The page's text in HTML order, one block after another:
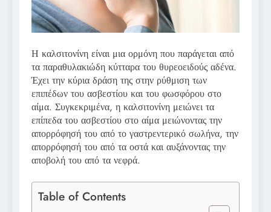
Η καλσιτονίνη είναι μια ορμόνη που παράγεται από
τα παραθυλακιώδη κύτταρα του θυρεοειδούς αδένα.
Έχει την κύρια δράση της στην ρύθμιση των
επιπέδων του ασβεστίου και του φωσφόρου στο
αίμα. Συγκεκριμένα, η καλσιτονίνη μειώνει τα
επίπεδα του ασβεστίου στο αίμα μειώνοντας την
απορρόφησή του από το γαστρεντερικό σωλήνα, την
απορρόφησή του από τα οστά και αυξάνοντας την
αποβολή του από τα νεφρά.
Table of Contents